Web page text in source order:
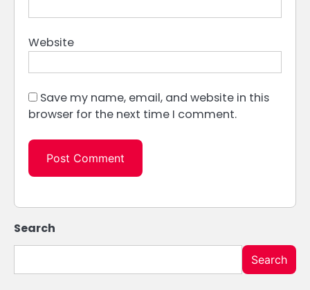
Website
Save my name, email, and website in this
browser for the next time I comment.
Search
Search